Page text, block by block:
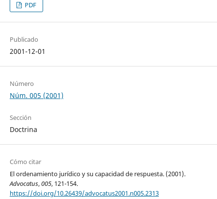
PDF
Publicado
2001-12-01
Número
Núm. 005 (2001)
Sección
Doctrina
Cómo citar
El ordenamiento jurídico y su capacidad de respuesta. (2001).
Advocatus,005, 121-154.
https://doi.org/10.26439/advocatus2001.n005.2313